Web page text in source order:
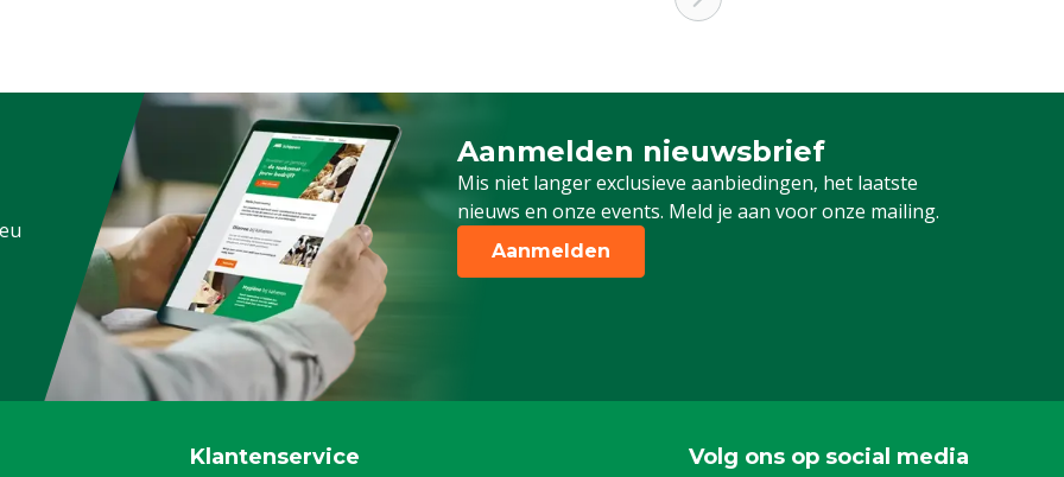
Aanmelden nieuwsbrief
Mis niet langer exclusieve aanbiedingen, het laatste
nieuws en onze events. Meld je aan voor onze mailing.
Schrijf je in voor onze nieuwsbrief
Aanmelden
Klantenservice Volg ons op social media